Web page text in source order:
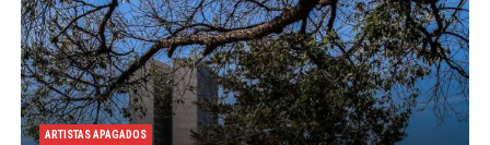
ARTISTAS APAGADOS